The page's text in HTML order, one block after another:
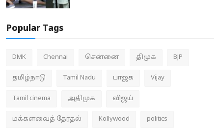
Popular Tags
DMK Chennai சென்னை திமுக BJP
தமிழ்நாடு Tamil Nadu பாஜக Vijay
Tamil cinema அதிமுக விஜய்
மக்களவைத் தேர்தல் Kollywood politics